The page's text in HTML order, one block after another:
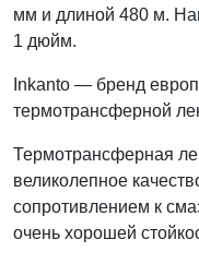
мм и длиной 480 м.
1 дюйм.
Inkanto — бренд
термотрансферной
Термотрансферная
великолепное
сопротивлением к
очень хорошей